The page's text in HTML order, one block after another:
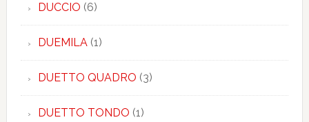
DUCCIO (6)
DUEMILA(1)
DUETTO QUADRO (3)
DUETTO TONDO (1)